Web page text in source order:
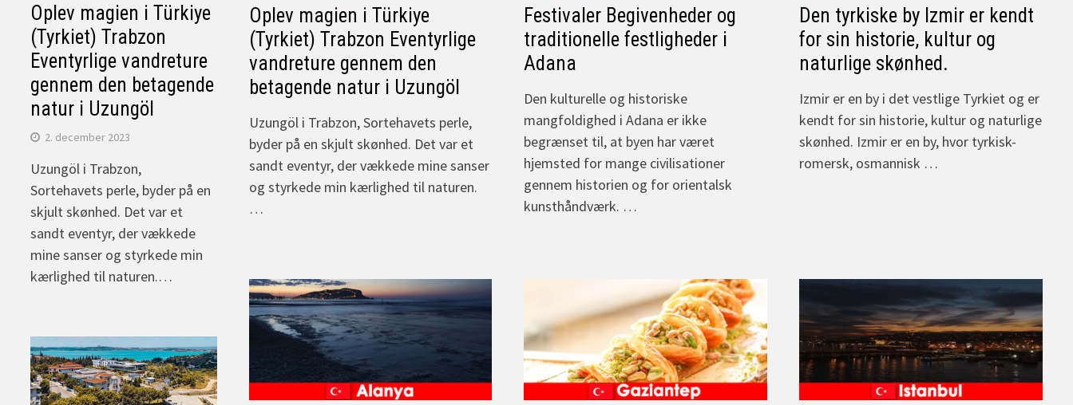
Oplev magien i Türkiye
(Tyrkiet) Trabzon Eventyrlige
vandreture gennem den
betagende natur i Uzungöl
Uzungöl i Trabzon, Sortehavets perle,
byder på en skjult skønhed. Det var et
sandt eventyr, der vækkede mine sanser
og styrkede min kærlighed til naturen.
…
Festivaler Begivenheder og
traditionelle festligheder i
Adana
Den kulturelle og historiske
mangfoldighed i Adana er ikke
begrænset til, at byen har været
hjemsted for mange civilisationer
gennem historien og for orientalsk
kunsthåndværk. …
Den tyrkiske by Izmir er kendt
for sin historie, kultur og
naturlige skønhed.
Izmir er en by i det vestlige Tyrkiet og er
kendt for sin historie, kultur og naturlige
skønhed. Izmir er en by, hvor tyrkisk-
romersk, osmannisk …
Oplev magien i Türkiye
(Tyrkiet) Trabzon
Eventyrlige vandreture
gennem den betagende
natur i Uzungöl
2. december 2023
Uzungöl i Trabzon,
Sortehavets perle, byder på en
skjult skønhed. Det var et
sandt eventyr, der vækkede
mine sanser og styrkede min
kærlighed til naturen.…